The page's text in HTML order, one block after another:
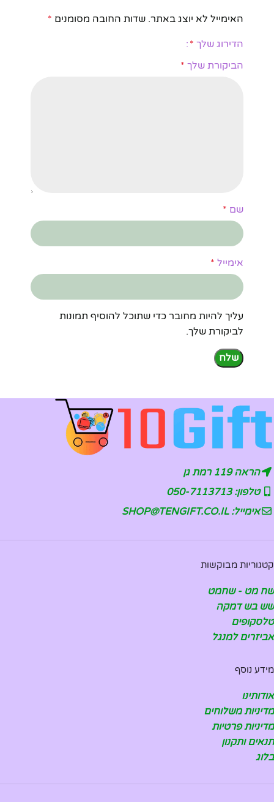
האימייל לא יוצג באתר. שדות החובה מסומנים *
הדירוג שלך *
הביקורת שלך *
שם *
אימייל *
עליך להיות מחובר כדי שתוכל להוסיף תמונות
לביקורת שלך.
הראה 119 רמת גן
טלפון: 050-7113713
אימייל: SHOP@TENGIFT.CO.IL
קטגוריות מבוקשות
שח מט - שחמט
שש בש דמקה
טלסקופים
אביזרים למנגל
מידע נוסף
אודותינו
מדיניות משלוחים
מדיניות פרטיות
תנאים ותקנון
בלוג